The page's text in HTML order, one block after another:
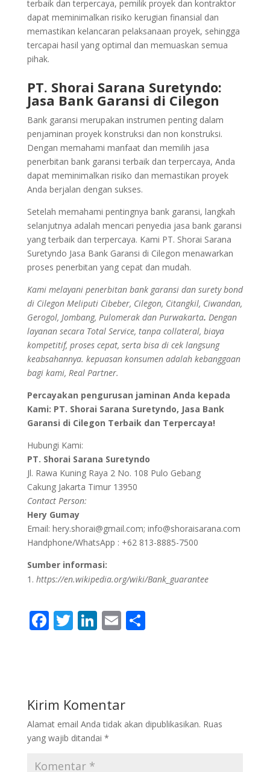
terbaik dan terpercaya, pemilik proyek dan kontraktor
dapat meminimalkan risiko kerugian finansial dan
memastikan kelancaran pelaksanaan proyek, sehingga
tercapai hasil yang optimal dan memuaskan semua
pihak.
PT. Shorai Sarana Suretyndo:
Jasa Bank Garansi di Cilegon
Bank garansi merupakan instrumen penting dalam
penjaminan proyek konstruksi dan non konstruksi.
Dengan memahami manfaat dan memilih jasa
penerbitan bank garansi terbaik dan terpercaya, Anda
dapat meminimalkan risiko dan memastikan proyek
Anda berjalan dengan sukses.
Setelah memahami pentingnya bank garansi, langkah
selanjutnya adalah mencari penyedia jasa bank garansi
yang terbaik dan terpercaya. Kami PT. Shorai Sarana
Suretyndo Jasa Bank Garansi di Cilegon menawarkan
proses penerbitan yang cepat dan mudah.
Kami melayani penerbitan bank garansi dan surety bond
di Cilegon Meliputi Cibeber, Cilegon, Citangkil, Ciwandan,
Gerogol, Jombang, Pulomerak dan Purwakarta. Dengan
layanan secara Total Service, tanpa collateral, biaya
kompetitif, proses cepat, serta bisa di cek langsung
keabsahannya. kepuasan konsumen adalah kebanggaan
bagi kami, Real Partner.
Percayakan pengurusan jaminan Anda kepada
Kami: PT. Shorai Sarana Suretyndo, Jasa Bank
Garansi di Cilegon Terbaik dan Terpercaya!
Hubungi Kami:
PT. Shorai Sarana Suretyndo
Jl. Rawa Kuning Raya 2 No. 108 Pulo Gebang
Cakung Jakarta Timur 13950
Contact Person:
Hery Gumay
Email: hery.shorai@gmail.com; info@shoraisarana.com
Handphone/WhatsApp : +62 813-8885-7500
Sumber informasi:
https://en.wikipedia.org/wiki/Bank_guarantee
F
o
o
k
T Li
dI
n
E S
Kirim Komentar
Alamat email Anda tidak akan dipublikasikan. Ruas
yang wajib ditandai *